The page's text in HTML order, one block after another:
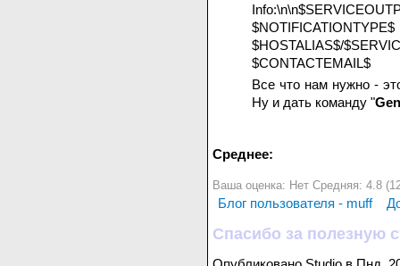
$HOSTALIAS$/
$CONTACTEMAIL$
Все что нам нужно -
Ну и дать команду "
Среднее:
Ваша оценка: Нет Средняя: 4.8 (
Блог пользователя - muff
Спасибо за полезную